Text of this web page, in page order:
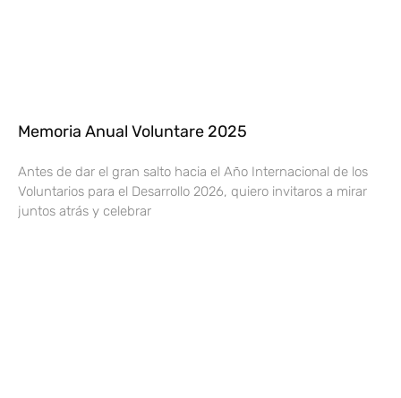
Memoria Anual Voluntare 2025
Antes de dar el gran salto hacia el Año Internacional de los
Voluntarios para el Desarrollo 2026, quiero invitaros a mirar
juntos atrás y celebrar